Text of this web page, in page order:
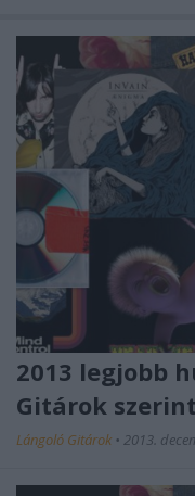
2013 legjobb
Gitárok szerint
Lángoló Gitárok • 2013.